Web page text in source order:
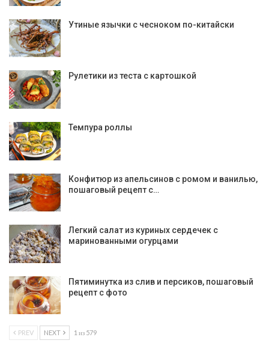
Утиные язычки с чесноком по-китайски
Рулетики из теста с картошкой
Темпура роллы
Конфитюр из апельсинов с ромом и ванилью,
пошаговый рецепт с…
Легкий салат из куриных сердечек с
маринованными огурцами
Пятиминутка из слив и персиков, пошаговый
рецепт с фото
PREV NEXT 1 из 579